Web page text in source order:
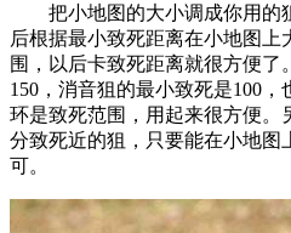
把小地图的大小调成你用的
后根据最小致死距离在小地图
围，以后卡致死距离就很方便了
150，消音狙的最小致死是100
环是致死范围，用起来很方便。
分致死近的狙，只要能在小地图
可。